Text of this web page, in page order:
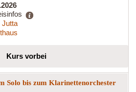
Jutta
Kurs vorbei
Solo bis zum Klarinettenorchester